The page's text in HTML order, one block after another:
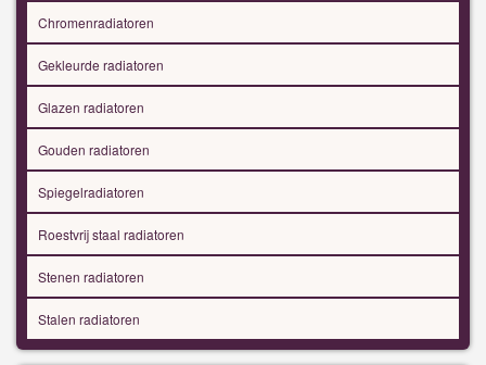
Chromenradiatoren
Gekleurde radiatoren
Glazen radiatoren
Gouden radiatoren
Spiegelradiatoren
Roestvrij staal radiatoren
Stenen radiatoren
Stalen radiatoren